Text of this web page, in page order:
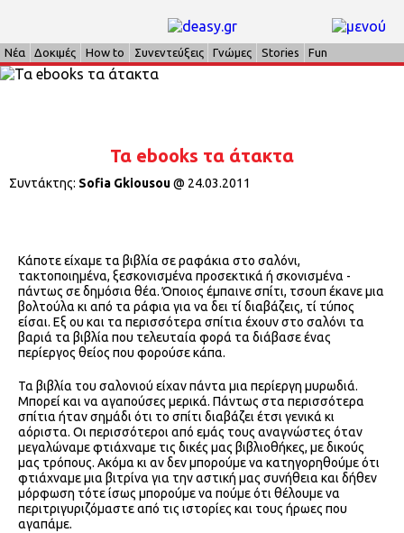
Νέα Δοκιμές How to Συνεντεύξεις Γνώμες Stories Fun
Τα ebooks τα άτακτα
Συντάκτης: Sofia Gkiousou@ 24.03.2011
Κάποτε είχαμε τα βιβλία σε ραφάκια στο σαλόνι,
τακτοποιημένα, ξεσκονισμένα προσεκτικά ή σκονισμένα -
πάντως σε δημόσια θέα. Όποιος έμπαινε σπίτι, τσουπ έκανε μια
βολτούλα κι από τα ράφια για να δει τί διαβάζεις, τί τύπος
είσαι. Εξ ου και τα περισσότερα σπίτια έχουν στο σαλόνι τα
βαριά τα βιβλία που τελευταία φορά τα διάβασε ένας
περίεργος θείος που φορούσε κάπα.
Τα βιβλία του σαλονιού είχαν πάντα μια περίεργη μυρωδιά.
Μπορεί και να αγαπούσες μερικά. Πάντως στα περισσότερα
σπίτια ήταν σημάδι ότι το σπίτι διαβάζει έτσι γενικά κι
αόριστα. Οι περισσότεροι από εμάς τους αναγνώστες όταν
μεγαλώναμε φτιάχναμε τις δικές μας βιβλιοθήκες, με δικούς
μας τρόπους. Ακόμα κι αν δεν μπορούμε να κατηγορηθούμε ότι
φτιάχναμε μια βιτρίνα για την αστική μας συνήθεια και δήθεν
μόρφωση τότε ίσως μπορούμε να πούμε ότι θέλουμε να
περιτριγυριζόμαστε από τις ιστορίες και τους ήρωες που
αγαπάμε.